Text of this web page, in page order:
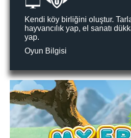
Kendi köy birliğini oluştur.
hayvancılık yap, el sanatı
yap.
Oyun Bilgisi